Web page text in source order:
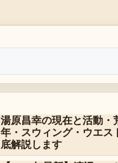
湯原昌幸の現在と活動・
年・スウィング・ウエ
底解説します